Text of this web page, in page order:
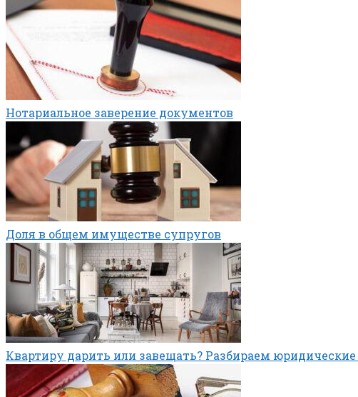
Нотариальное заверение документов
Доля в общем имуществе супругов
Квартиру дарить или завещать? Разбираем